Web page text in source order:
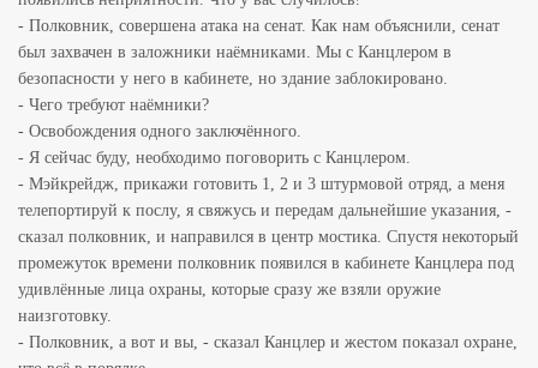
- Полковник, совершена атака на сенат. Как нам объяснили, сенат
был захвачен в заложники наёмниками. Мы с Канцлером в
безопасности у него в кабинете, но здание заблокировано.
- Чего требуют наёмники?
- Освобождения одного заключённого.
- Я сейчас буду, необходимо поговорить с Канцлером.
- Мэйкрейдж, прикажи готовить 1, 2 и 3 штурмовой отряд, а меня
телепортируй к послу, я свяжусь и передам дальнейшие указания, -
сказал полковник, и направился в центр мостика. Спустя некоторый
промежуток времени полковник появился в кабинете Канцлера под
удивлённые лица охраны, которые сразу же взяли оружие
наизготовку.
- Полковник, а вот и вы, - сказал Канцлер и жестом показал охране,